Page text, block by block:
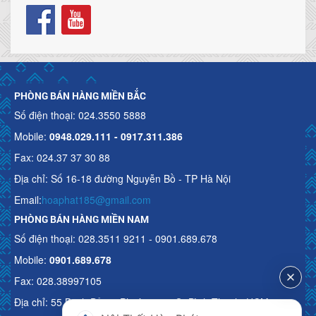
PHÒNG BÁN HÀNG MIỀN BẮC
Số điện thoại: 024.3550 5888
Mobile: 0948.029.111 - 0917.311.386
Fax: 024.37 37 30 88
Địa chỉ: Số 16-18 đường Nguyễn Bồ - TP Hà Nội
Email:hoaphat185@gmail.com
PHÒNG BÁN HÀNG MIỀN NAM
Số điện thoại: 028.3511 9211 - 0901.689.678
Mobile: 0901.689.678
Fax: 028.38997105
Địa chỉ: 55 Bạch Đằng, Phường 15, Q. Bình Thạnh, HCM